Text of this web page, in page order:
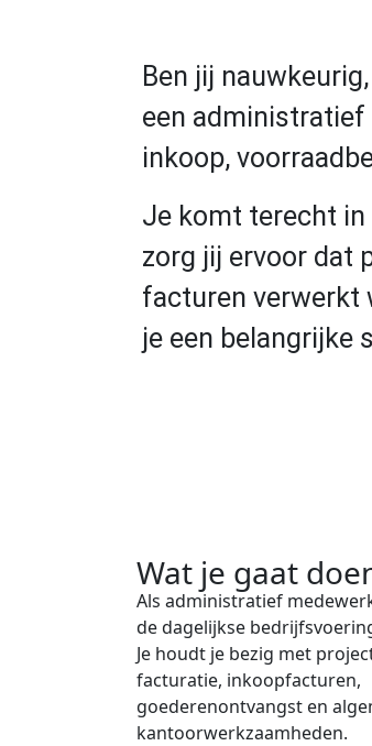
Ben jij
een
inkoop,
Je komt terecht in
zorg jij ervoor dat
facturen verwerkt
je een belangrijke
Wat je gaat
Als administratief
de dagelijkse
Je houdt je bezig met
facturatie, inkoopfacturen,
goederenontvangst en
kantoorwerkzaamheden.